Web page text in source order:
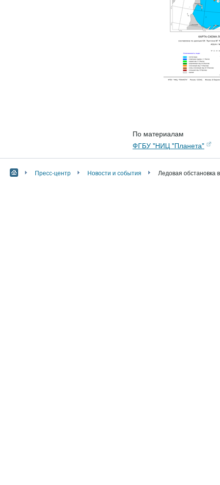
По материалам
ФГБУ "НИЦ "Планета"
Пресс-центр Новости и события Ледовая обстановка